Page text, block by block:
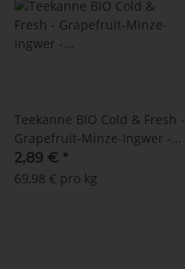
Teekanne BIO Cold & Fresh -
Grapefruit-Minze-Ingwer -
MHD: 28.02.2025 !! (15
Doppelkammerbeutel à 2,75
2,89 € *
69,98 € pro kg